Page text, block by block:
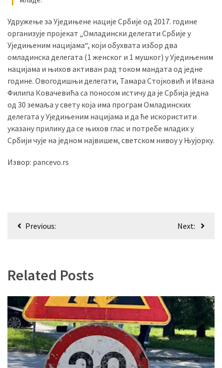
Удружење за Уједињене нације Србије од 2017. године
организује пројекат „Омладински делегати Србије у
Уједињеним нацијама“, који обухвата избор два
омладинска делегата (1 женског и 1 мушког) у Уједињеним
нацијама и њихов активан рад током мандата од једне
године. Овогодишњи делегати, Тамара Стојковић и Ивана
Филипа Ковачевића са поносом истичу да је Србија једна
од 30 земаља у свету која има програм Омладинских
делегата у Уједињеним нацијама и да ће искористити
указану прилику да се њихов глас и потребе младих у
Србији чује на једном највишем, светском нивоу у Њујорку.
Извор: pancevo.rs
Кретање
Previous: Next:
Related Posts